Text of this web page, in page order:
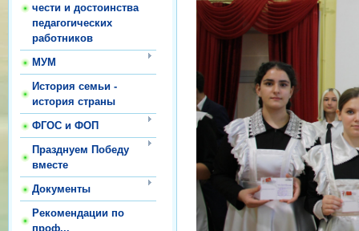
чести и достоинства
педагогических
работников
МУМ
История семьи -
история страны
ФГОС и ФОП
Празднуем Победу
вместе
Документы
Рекомендации по
проф...